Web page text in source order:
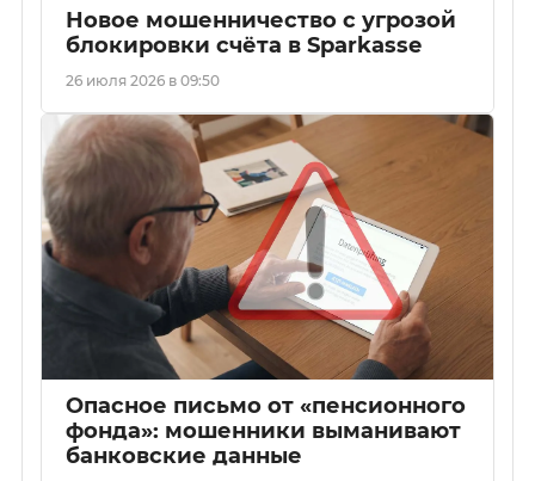
Новое мошенничество с угрозой
блокировки счёта в Sparkasse
26 июля 2026 в 09:50
Опасное письмо от «пенсионного
фонда»: мошенники выманивают
банковские данные